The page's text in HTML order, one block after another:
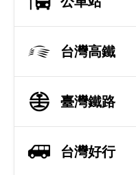
台灣高鐵
臺灣鐵路
台灣好行